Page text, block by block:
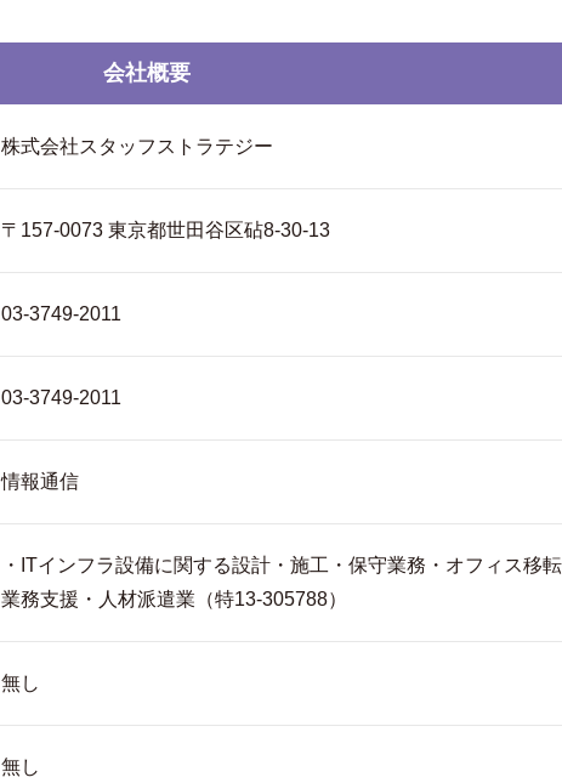
会社概要
株式会社スタッフストラテジー
〒157-0073 東京都世田谷区砧8-30-13
03-3749-2011
03-3749-2011
情報通信
・ITインフラ設備に関する設計・施工・保守業務・オフィス移
業務支援・人材派遣業（特13-305788）
無し
無し